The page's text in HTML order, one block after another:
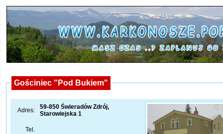
Gościniec "Pod Bukiem"
Adres:
59-850 Świeradów Zdrój,
Starowiejska 1
Tel.